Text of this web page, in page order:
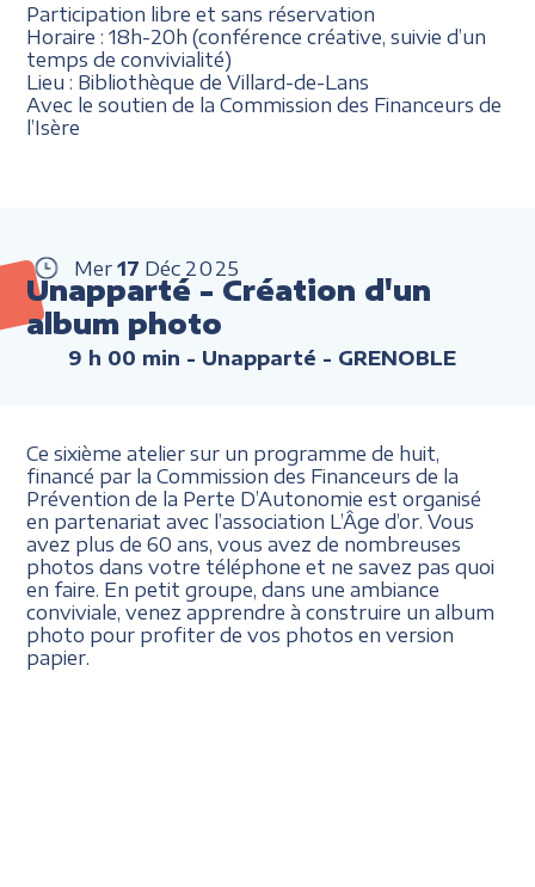
Participation libre et sans réservation
Horaire : 18h-20h (conférence créative, suivie d’un
temps de convivialité)
Lieu : Bibliothèque de Villard-de-Lans
Avec le soutien de la Commission des Financeurs de
l’Isère
Mer 17 Déc 2025
Unapparté - Création d'un
album photo
9 h 00 min - Unapparté - GRENOBLE
Ce sixième atelier sur un programme de huit,
financé par la Commission des Financeurs de la
Prévention de la Perte D’Autonomie est organisé
en partenariat avec l’association L’Âge d’or. Vous
avez plus de 60 ans, vous avez de nombreuses
photos dans votre téléphone et ne savez pas quoi
en faire. En petit groupe, dans une ambiance
conviviale, venez apprendre à construire un album
photo pour profiter de vos photos en version
papier.